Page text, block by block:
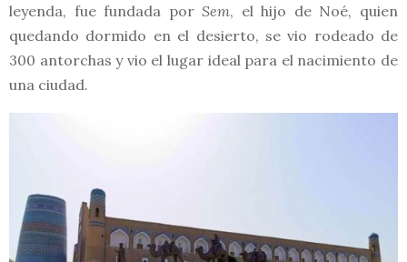
leyenda, fue fundada porSem, el hijo de Noé, quien
quedando dormido en el desierto, se vio rodeado de
300 antorchas y vio el lugar ideal para el nacimiento de
una ciudad.